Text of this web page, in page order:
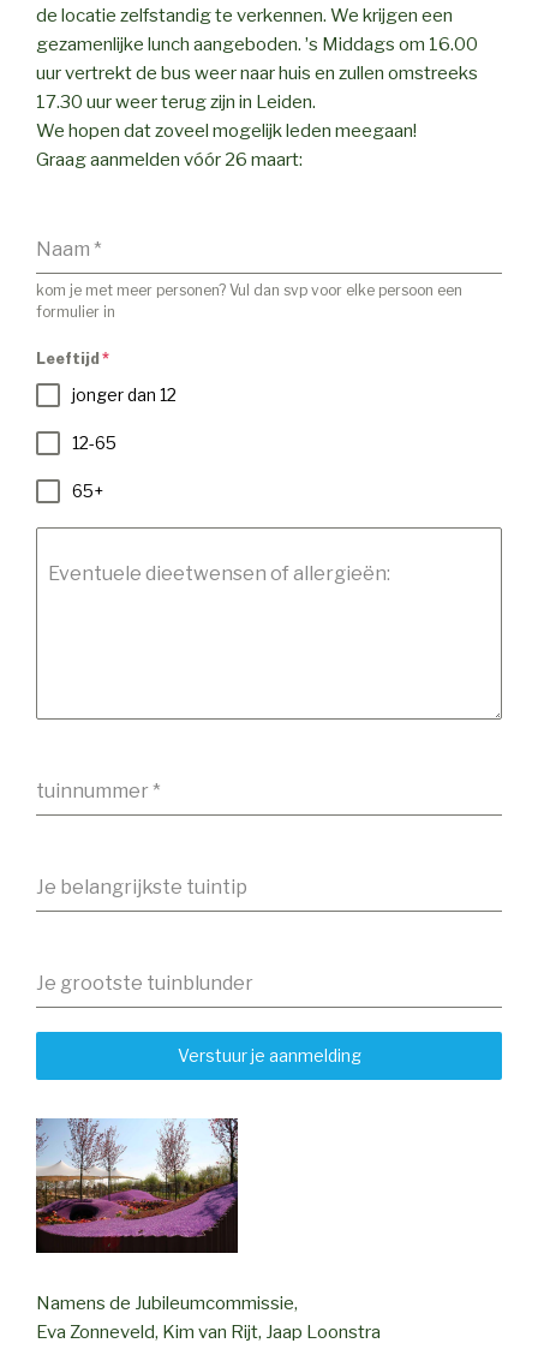
de locatie zelfstandig te verkennen. We krijgen een
gezamenlijke lunch aangeboden. ʼs Middags om 16.00
uur vertrekt de bus weer naar huis en zullen omstreeks
17.30 uur weer terug zijn in Leiden.
We hopen dat zoveel mogelijk leden meegaan!
Graag aanmelden vóór 26 maart:
Naam *
kom je met meer personen? Vul dan svp voor elke persoon een
formulier in
Leeftijd *
jonger dan 12
12-65
65+
Eventuele dieetwensen of allergieën:
tuinnummer*
Je belangrijkste tuintip
Je grootste tuinblunder
Verstuur je aanmelding
Namens de Jubileumcommissie,
Eva Zonneveld, Kim van Rijt, Jaap Loonstra